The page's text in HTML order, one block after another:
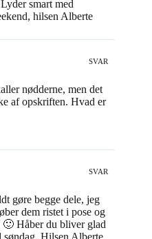
smart med
hilsen Alberte
SVAR
nødderne, men det
af opskriften. Hvad er
SVAR
gøre begge dele, jeg
dem ristet i pose og
🙂 Håber du bliver glad